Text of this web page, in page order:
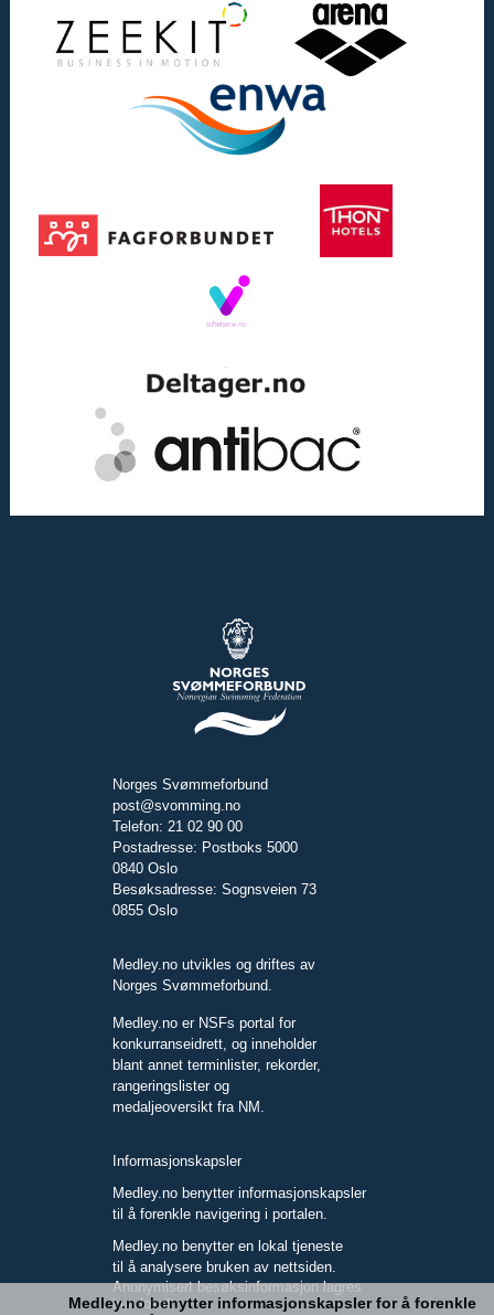
Norges Svømmeforbund
post@svomming.no
Telefon: 21 02 90 00
Postadresse: Postboks 5000
0840 Oslo
Besøksadresse: Sognsveien 73
0855 Oslo
Medley.no utvikles og driftes av
Norges Svømmeforbund.
Medley.no er NSFs portal for
konkurranseidrett, og inneholder
blant annet terminlister, rekorder,
rangeringslister og
medaljeoversikt fra NM.
Informasjonskapsler
Medley.no benytter informasjonskapsler
til å forenkle navigering i portalen.
Medley.no benytter en lokal tjeneste
til å analysere bruken av nettsiden.
Anonymisert besøksinformasjon lagres
kun lokalt.
Medley.no benytter informasjonskapsler for å forenkle